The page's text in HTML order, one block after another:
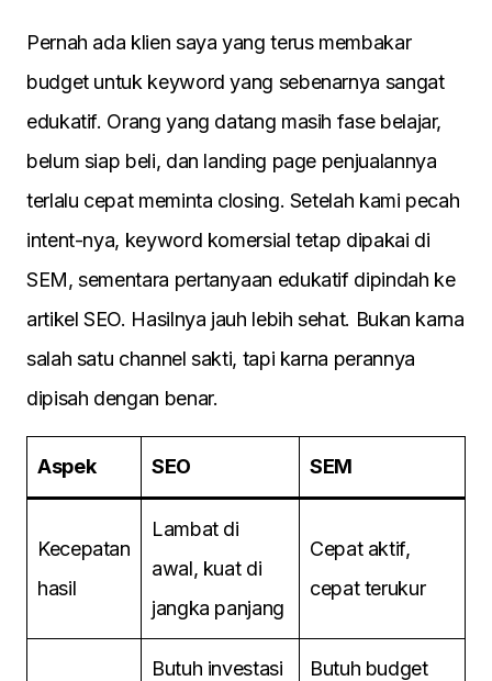
Pernah ada klien saya yang terus membakar
budget untuk keyword yang sebenarnya sangat
edukatif. Orang yang datang masih fase belajar,
belum siap beli, dan landing page penjualannya
terlalu cepat meminta closing. Setelah kami pecah
intent-nya, keyword komersial tetap dipakai di
SEM, sementara pertanyaan edukatif dipindah ke
artikel SEO. Hasilnya jauh lebih sehat. Bukan karna
salah satu channel sakti, tapi karna perannya
dipisah dengan benar.
Aspek SEO SEM
Kecepatan
hasil
Lambat di
awal, kuat di
jangka panjang
Cepat aktif,
cepat terukur
Butuh investasi
Butuh budget